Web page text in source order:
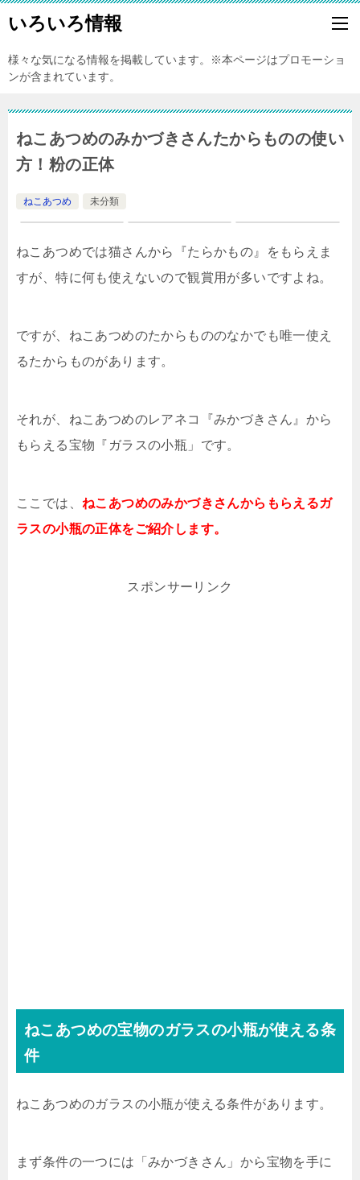
いろいろ情報
様々な気になる情報を掲載しています。※本ページはプロモーショ
ンが含まれています。
ねこあつめのみかづきさんたからものの使い
方！粉の正体
ねこあつめ 未分類
ねこあつめでは猫さんから『たらかもの』をもらえま
すが、特に何も使えないので観賞用が多いですよね。
ですが、ねこあつめのたからもののなかでも唯一使え
るたからものがあります。
それが、ねこあつめのレアネコ『みかづきさん』から
もらえる宝物『ガラスの小瓶」です。
ここでは、 ねこあつめのみかづきさんからもらえるガ
ラスの小瓶の正体をご紹介します。
スポンサーリンク
ねこあつめの宝物のガラスの小瓶が使える条
件
ねこあつめのガラスの小瓶が使える条件があります。
まず条件の一つには「みかづきさん」から宝物を手に